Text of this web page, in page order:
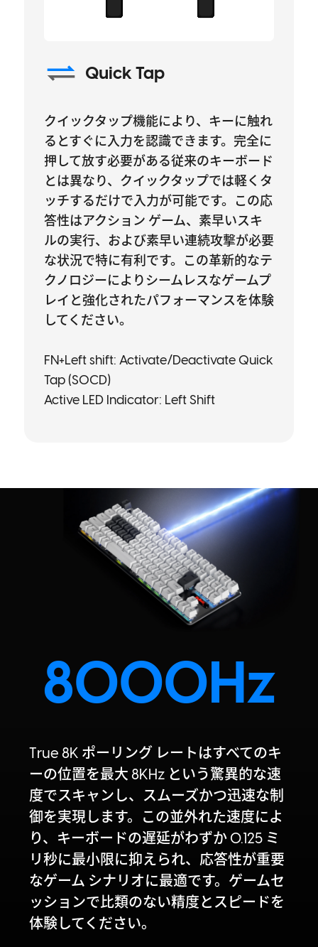
Quick Tap
クイックタップ機能により、キーに触れ
るとすぐに入力を認識できます。完全に
押して放す必要がある従来のキーボード
とは異なり、クイックタップでは軽くタ
ッチするだけで入力が可能です。この応
答性はアクション ゲーム、素早いスキ
ルの実行、および素早い連続攻撃が必要
な状況で特に有利です。この革新的なテ
クノロジーによりシームレスなゲームプ
レイと強化されたパフォーマンスを体験
してください。
FN+Left shift: Activate/Deactivate Quick
Tap (SOCD)
Active LED Indicator: Left Shift
8000Hz
True 8K ポーリング レートはすべてのキ
ーの位置を最大 8KHz という驚異的な速
度でスキャンし、スムーズかつ迅速な制
御を実現します。この並外れた速度によ
り、キーボードの遅延がわずか 0.125 ミ
リ秒に最小限に抑えられ、応答性が重要
なゲーム シナリオに最適です。ゲームセ
ッションで比類のない精度とスピードを
体験してください。